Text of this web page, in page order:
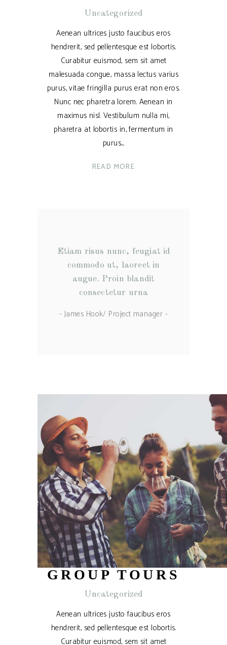
Uncategorized
Aenean ultrices justo faucibus eros
hendrerit, sed pellentesque est lobortis.
Curabitur euismod, sem sit amet
malesuada congue, massa lectus varius
purus, vitae fringilla purus erat non eros.
Nunc nec pharetra lorem. Aenean in
maximus nisl. Vestibulum nulla mi,
pharetra at lobortis in, fermentum in
purus.
READ MORE
Etiam risus nunc, feugiat id
commodo ut, laoreet in
augue. Proin blandit
consectetur urna
- James Hook/ Project manager -
GROUP TOURS
Uncategorized
Aenean ultrices justo faucibus eros
hendrerit, sed pellentesque est lobortis.
Curabitur euismod, sem sit amet